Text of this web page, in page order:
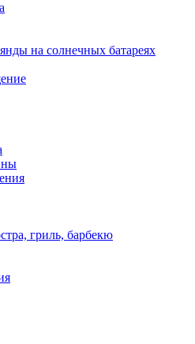
на солнечных батареях
гриль, барбекю